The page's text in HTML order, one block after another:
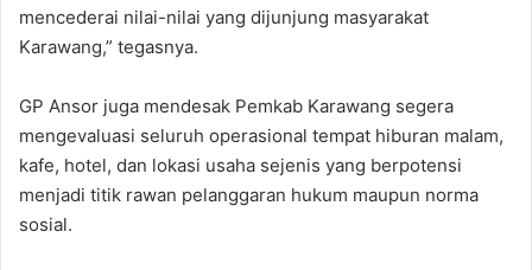
mencederai nilai-nilai yang dijunjung masyarakat
Karawang,” tegasnya.
GP Ansor juga mendesak Pemkab Karawang segera
mengevaluasi seluruh operasional tempat hiburan malam,
kafe, hotel, dan lokasi usaha sejenis yang berpotensi
menjadi titik rawan pelanggaran hukum maupun norma
sosial.